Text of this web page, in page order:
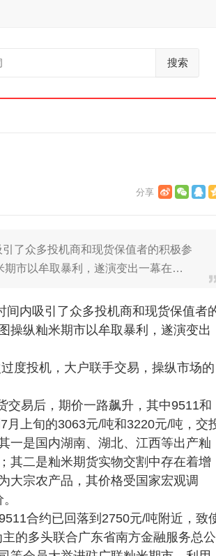
搜索
了众多投机商和现货保值者的积极参
期市以牟取暴利，遂演变出一幕在…
内吸引了众多投机商和现货保值者
操纵籼米期市以牟取暴利，遂演变出
度投机，大户联手交易，操纵市场的
交易后，期价一路飙升，其中9511和
上旬的3063元/吨和3220元/吨，交
一是国内湖南、湖北、江西等出产籼
其二是籼米期货实物交割中存在着增
大宗农产品，其价格受国家宏观调
合约已回落到2750元/吨附近，致
的多头联合广东省南方金融服务总公